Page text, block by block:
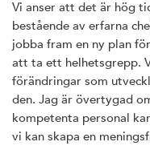
Vi anser att det är hög
bestående av erfarna
jobba fram en ny plan
att ta ett helhetsgrepp.
förändringar som
den. Jag är övertygad
kompetenta personal
vi kan skapa en